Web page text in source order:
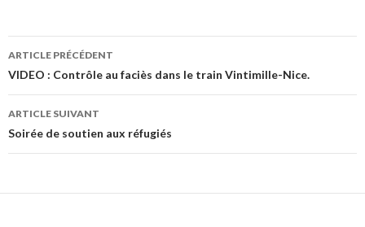
Navigation
des
articles
ARTICLE PRÉCÉDENT
VIDEO : Contrôle au faciès dans le train Vintimille-Nice.
ARTICLE SUIVANT
Soirée de soutien aux réfugiés